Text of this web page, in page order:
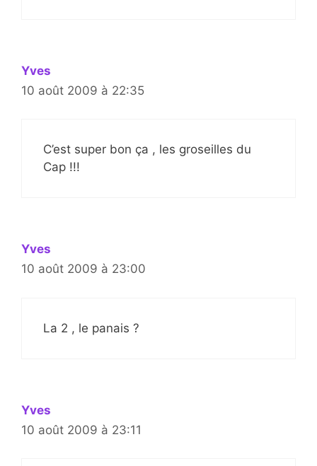
Yves
10 août 2009 à 22:35
C’est super bon ça , les groseilles du
Cap !!!
Yves
10 août 2009 à 23:00
La 2 , le panais ?
Yves
10 août 2009 à 23:11